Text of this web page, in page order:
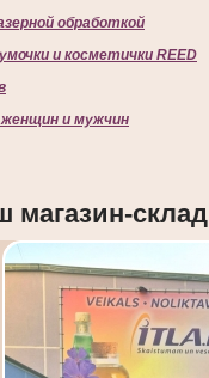
обработкой
и косметички REED
и мужчин
магазин-склад